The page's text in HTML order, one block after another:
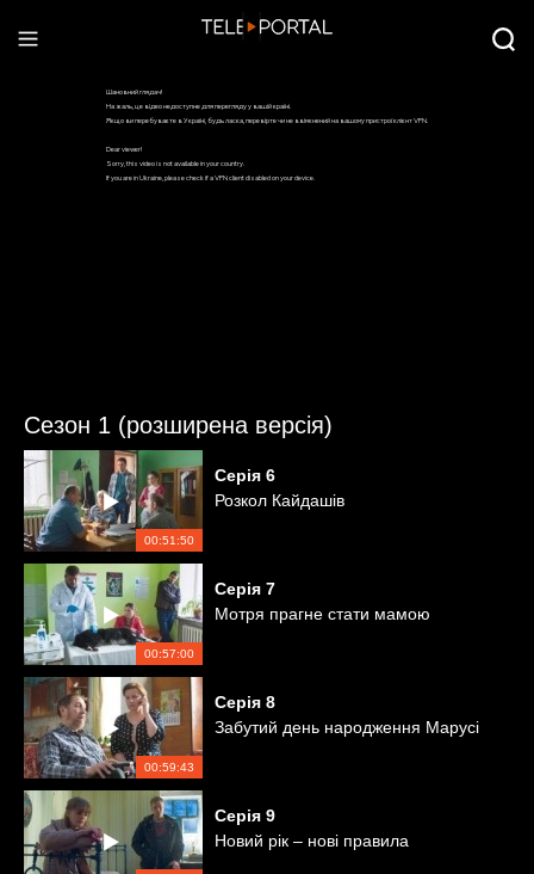
Сезон 1 (розширена версія)
00:51:50
Серія 6
Розкол Кайдашів
00:57:00
Серія 7
Мотря прагне стати мамою
00:59:43
Серія 8
Забутий день народження Марусі
Серія 9
Новий рік – нові правила